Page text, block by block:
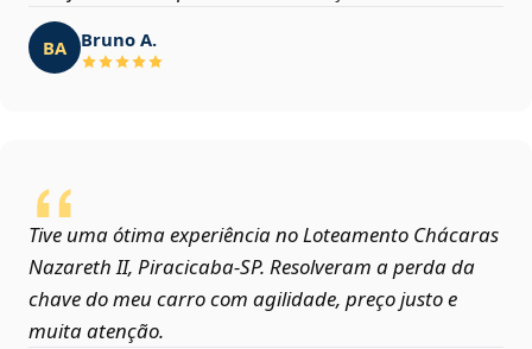
BA Bruno A.
Tive uma ótima experiência no Loteamento Chácaras
Nazareth II, Piracicaba‑SP. Resolveram a perda da
chave do meu carro com agilidade, preço justo e
muita atenção.